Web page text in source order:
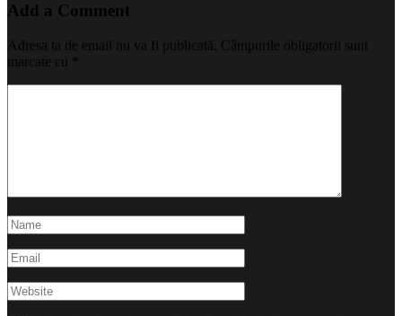
Add a Comment
Adresa ta de email nu va fi publicată. Câmpurile obligatorii sunt
marcate cu